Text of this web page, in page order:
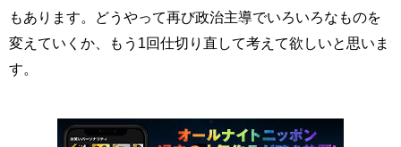
もあります。どうやって再び政治主導でいろいろなものを
変えていくか、もう1回仕切り直して考えて欲しいと思いま
す。